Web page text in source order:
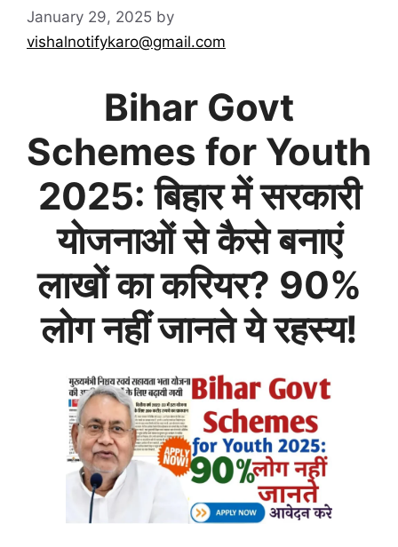
January 29, 2025 by
vishalnotifykaro@gmail.com
Bihar Govt
Schemes for Youth
2025: बिहार में सरकारी
योजनाओं से कैसे बनाएं
लाखों का करियर? 90%
लोग नहीं जानते ये रहस्य!